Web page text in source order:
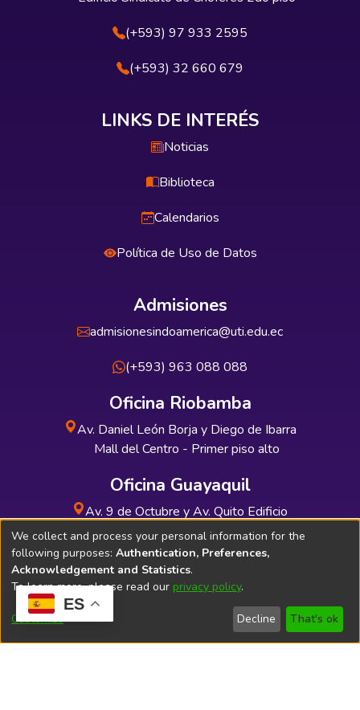
ES
(+593) 97 933 2595
(+593) 32 660 679
LINKS DE INTERÉS
Noticias
Biblioteca
Calendarios
Política de Uso de Datos
Admisiones
admisionesindoamerica@uti.edu.ec
(+593) 963 088 088
Oficina Riobamba
Av. Daniel León Borja y Diego de Ibarra
Mall del Centro - Primer piso alto
Oficina Guayaquil
Av. 9 de Octubre y Av. Quito Edificio
INDUAUTO - Planta baja
Soporte Técnico Bibliolatino.com
We collect and process your personal information for the
following purposes: Authentication, Preferences,
Acknowledgement and Statistics.
To learn more, please read our privacy policy.
Customize Decline That's ok